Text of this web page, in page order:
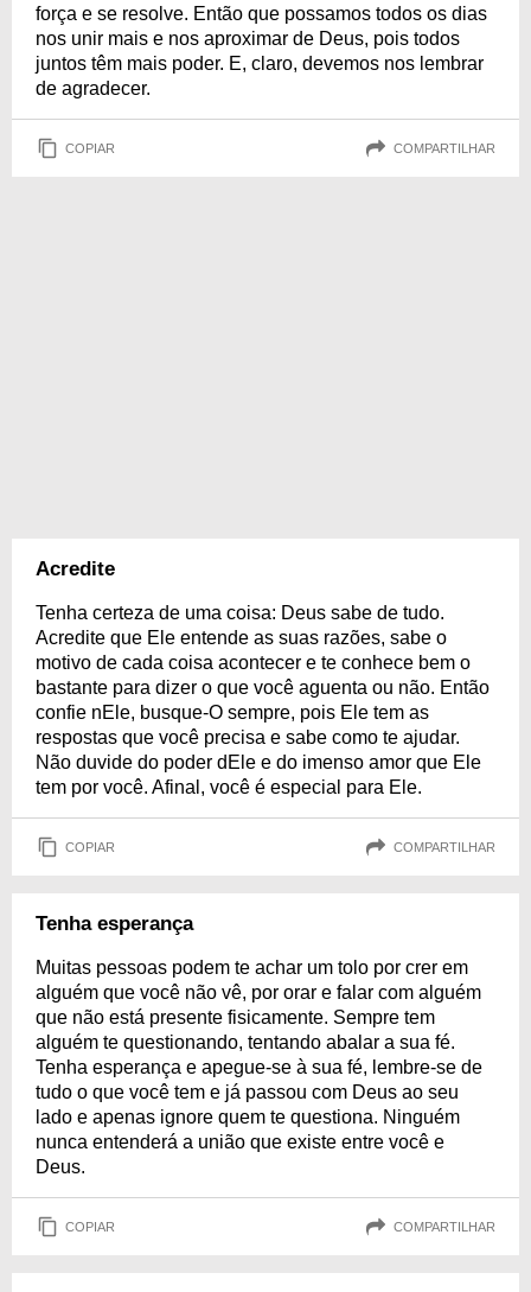
força e se resolve. Então que possamos todos os dias
nos unir mais e nos aproximar de Deus, pois todos
juntos têm mais poder. E, claro, devemos nos lembrar
de agradecer.
COPIAR COMPARTILHAR
Acredite
Tenha certeza de uma coisa: Deus sabe de tudo.
Acredite que Ele entende as suas razões, sabe o
motivo de cada coisa acontecer e te conhece bem o
bastante para dizer o que você aguenta ou não. Então
confie nEle, busque-O sempre, pois Ele tem as
respostas que você precisa e sabe como te ajudar.
Não duvide do poder dEle e do imenso amor que Ele
tem por você. Afinal, você é especial para Ele.
COPIAR COMPARTILHAR
Tenha esperança
Muitas pessoas podem te achar um tolo por crer em
alguém que você não vê, por orar e falar com alguém
que não está presente fisicamente. Sempre tem
alguém te questionando, tentando abalar a sua fé.
Tenha esperança e apegue-se à sua fé, lembre-se de
tudo o que você tem e já passou com Deus ao seu
lado e apenas ignore quem te questiona. Ninguém
nunca entenderá a união que existe entre você e
Deus.
COPIAR COMPARTILHAR